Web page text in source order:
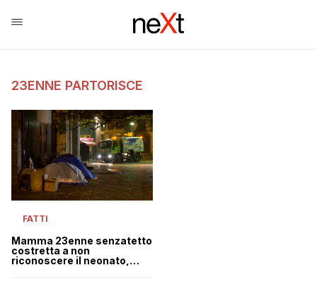
23ENNE PARTORISCE
FATTI
Mamma 23enne senzatetto
costretta a non
riconoscere il neonato,